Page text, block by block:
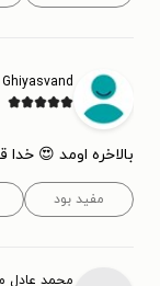
بالاخره اومد 😍
مفید بود
محمد عادل